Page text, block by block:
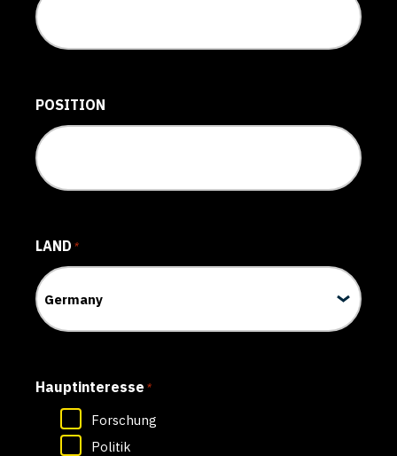
POSITION
LAND *
Hauptinteresse *
Forschung
Politik